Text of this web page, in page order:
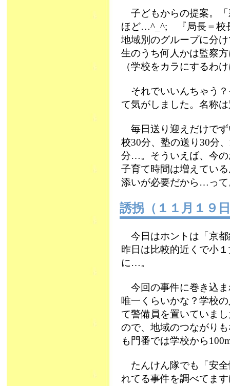
子どもからの提案。
ほど…^_^; 『局長＝校
地域別のグループに分
生のうち何人かは監察
（学校をカラにするわ
それでいいんちゃう？
て気がしました。名称
毎日送り迎えだけでず
校30分、塾の送り30分
分…。そういえば、今の
子育て時間は増えてい
添いが必要だから…って
誘拐（１１月１９
今日はホントは「京都
昨日は比較的近くで小
に…。
今回の事件に巻き込ま
唯一くらいかな？学校
て警備員を置いていま
ので、地域のつながり
も門番では学校から
たんけん隊でも「安全
れてる事件を調べてま